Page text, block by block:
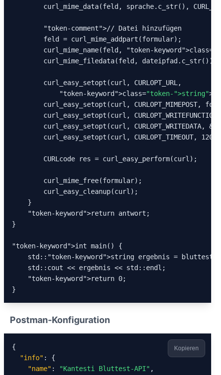
curl_mime_data(feld, sprache.c_str(),
"token-comment">// Datei hinzufügen
        feld = curl_mime_addpart(formular);
        curl_mime_name(feld,
"token-keyword">class=
        curl_mime_filedata(feld, dateipfad.c_str());
        curl_easy_setopt(curl, CURLOPT_URL,
"token-keyword">class="token- ">string">
curl_easy_setopt(curl, CURLOPT_MIMEPOST,
curl_easy_setopt(curl,
curl_easy_setopt(curl, CURLOPT_WRITEDATA,
curl_easy_setopt(curl, CURLOPT_TIMEOUT,
        CURLcode res = curl_easy_perform(curl);
        curl_mime_free(formular);
        curl_easy_cleanup(curl);
    }
"token-keyword">return antwort;
}
"token-keyword">int main() {
    std::
"token-keyword">string ergebnis =
    std::cout << ergebnis << std::endl;
"token-keyword">return 0;
}
Postman-Konfiguration
{
"info" : {
"name" : "Kantesti Bluttest-API" ,
Kopieren